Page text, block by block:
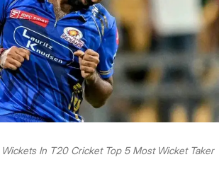
In T20 Cricket Top 5 Most Wicket Taker